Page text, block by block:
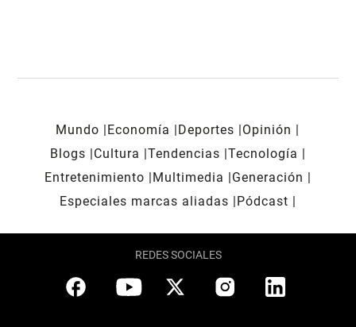
Mundo Economía Deportes
Opinión
Blogs
Cultura Tendencias Tecnología
Entretenimiento
Multimedia
Generación
Especiales marcas aliadas
Pódcast
REDES SOCIALES